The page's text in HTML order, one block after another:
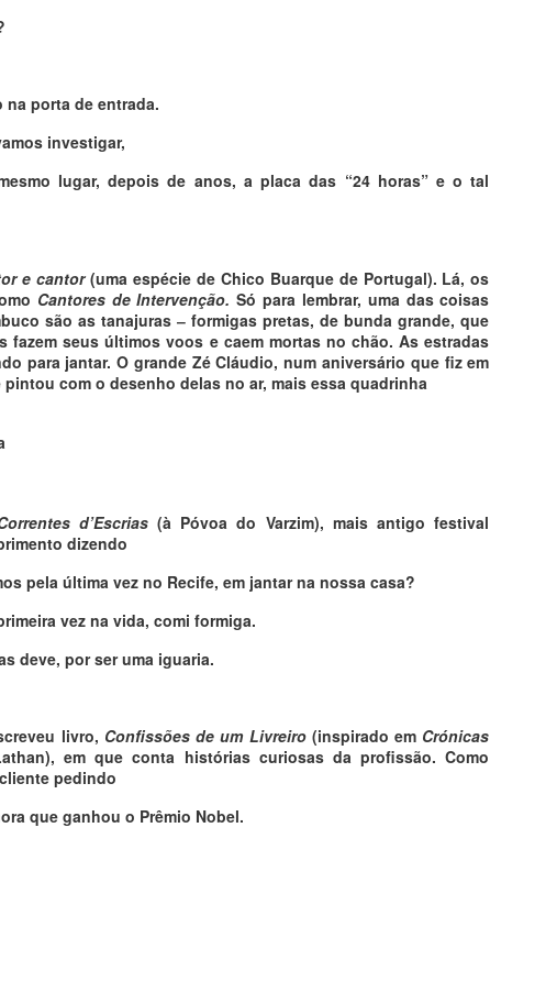
porta de entrada.
investigar,
lugar, depois de anos, a placa das “24 horas” e o tal
e cantor(uma espécie de Chico Buarque de Portugal). Lá, os
Cantores de Intervenção. Só para lembrar, uma das coisas
são as tanajuras ‒ formigas pretas, de bunda grande, que
fazem seus últimos voos e caem mortas no chão. As estradas
para jantar. O grande Zé Cláudio, num aniversário que fiz em
com o desenho delas no ar, mais essa quadrinha
d’Escrias(à Póvoa do Varzim), mais antigo festival
dizendo
pela última vez no Recife, em jantar na nossa casa?
vez na vida, comi formiga.
deve, por ser uma iguaria.
livro, Confissões de um Livreiro(inspirado em Crónicas
em que conta histórias curiosas da profissão. Como
pedindo
que ganhou o Prêmio Nobel.